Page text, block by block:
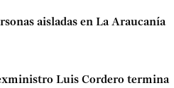
aisladas en La Araucanía
Luis Cordero termina